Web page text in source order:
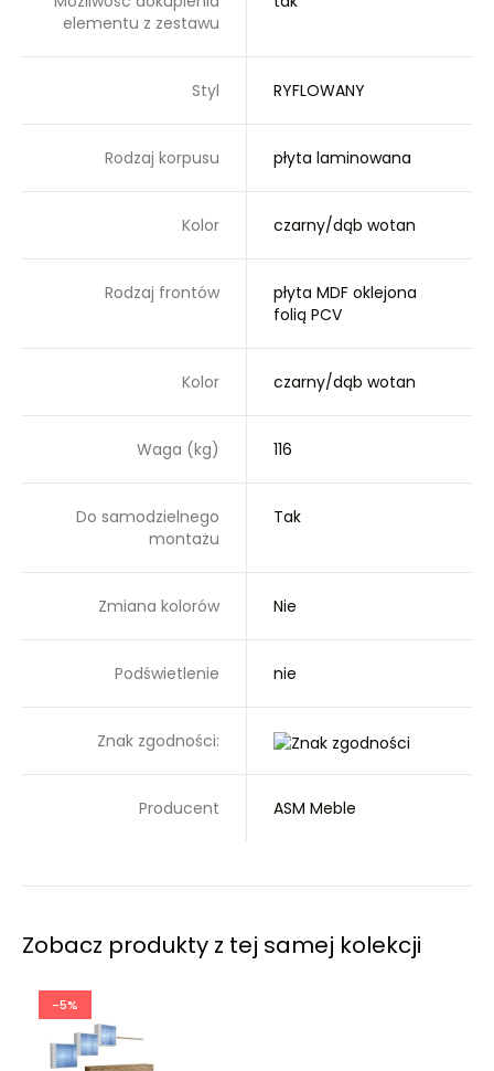
elementu z zestawu
Styl RYFLOWANY
Rodzaj korpusu płyta laminowana
Kolor czarny/dąb wotan
Rodzaj frontów
płyta MDF oklejona
folią PCV
Kolor czarny/dąb wotan
Waga (kg) 116
Do samodzielnego
montażu
Tak
Zmiana kolorów Nie
Podświetlenie nie
Znak zgodności:
Producent ASM Meble
Zobacz produkty z tej samej kolekcji
-5%